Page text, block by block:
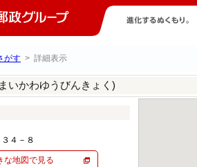
がす > 詳細表示
いかわゆうびんきょく)
４－８
な地図で見る